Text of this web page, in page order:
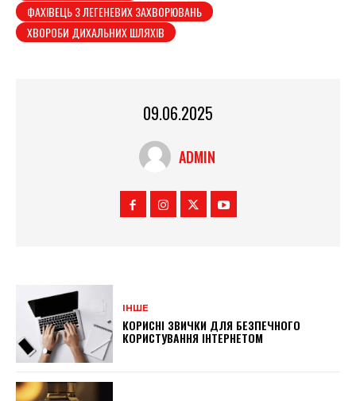
ФАХІВЕЦЬ З ЛЕГЕНЕВИХ ЗАХВОРЮВАНЬ
ХВОРОБИ ДИХАЛЬНИХ ШЛЯХІВ
09.06.2025
ADMIN
ІНШЕ
КОРИСНІ ЗВИЧКИ ДЛЯ БЕЗПЕЧНОГО
КОРИСТУВАННЯ ІНТЕРНЕТОМ